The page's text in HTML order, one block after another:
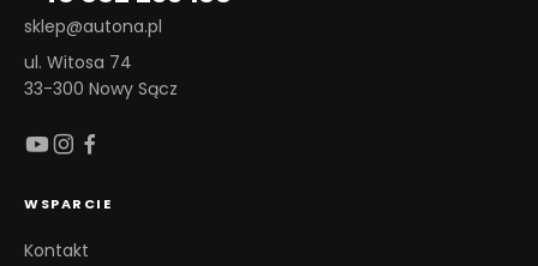
sklep@autona.pl
ul. Witosa 74
33-300 Nowy Sącz
WSPARCIE
Kontakt